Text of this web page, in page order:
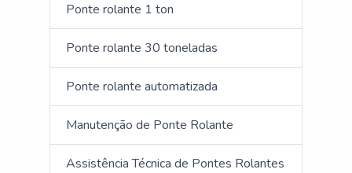
Ponte rolante 1 ton
Ponte rolante 30 toneladas
Ponte rolante automatizada
Manutenção de Ponte Rolante
Assistência Técnica de Pontes Rolantes